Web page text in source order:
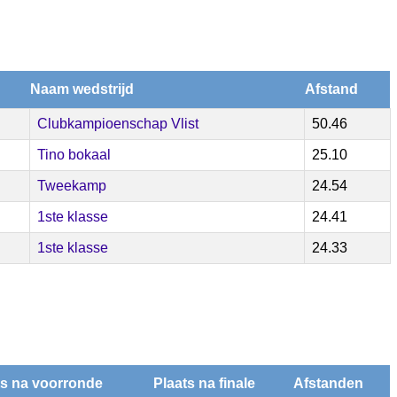
Naam wedstrijd Afstand
Clubkampioenschap Vlist 50.46
Tino bokaal 25.10
Tweekamp 24.54
1ste klasse 24.41
1ste klasse 24.33
na voorronde Plaats na finale Afstanden